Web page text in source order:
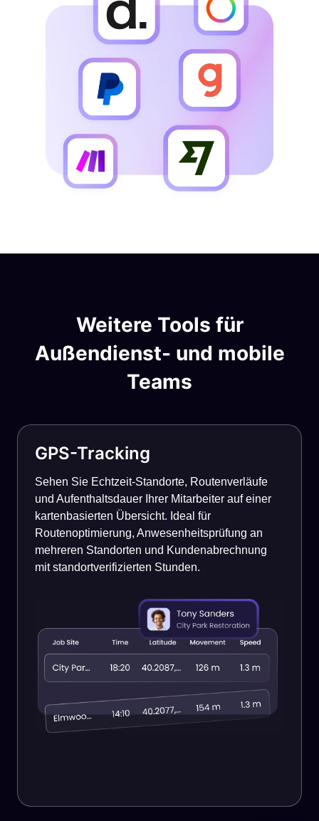
Weitere Tools für
Außendienst- und mobile
Teams
GPS-Tracking
Sehen Sie Echtzeit-Standorte, Routenverläufe
und Aufenthaltsdauer Ihrer Mitarbeiter auf einer
kartenbasierten Übersicht. Ideal für
Routenoptimierung, Anwesenheitsprüfung an
mehreren Standorten und Kundenabrechnung
mit standortverifizierten Stunden.